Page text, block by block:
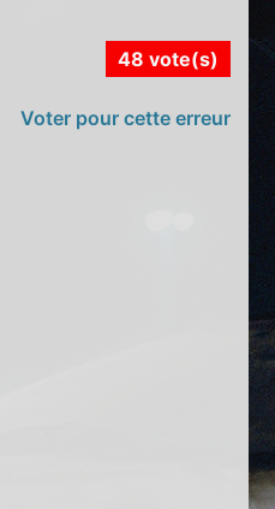
48 vote(s)
Voter pour cette erreur